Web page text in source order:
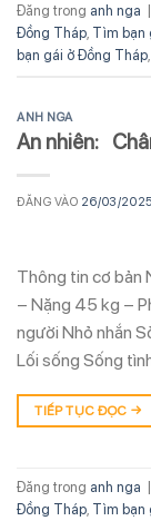
Đăng trong anh nga
Đồng Tháp Tìm bạn
bạn gái ở Đồng Tháp
ANH NGA
An nhiên:
ĐĂNG VÀO 26/03/2025
Thông tin cơ bản
– Nặng 45 kg –
người Nhỏ nhắn
Lối sống Sống
TIẾP TỤC ĐỌC →
Đăng trong anh nga |
Đồng Tháp Tìm bạn